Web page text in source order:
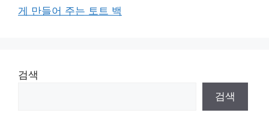
게 만들어 주는 토트 백
검색
검색